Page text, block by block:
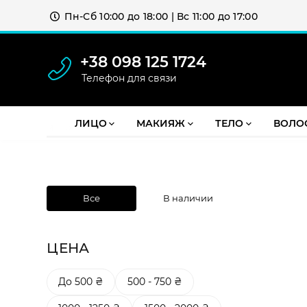
Пн-Сб 10:00 до 18:00 | Вс 11:00 до 17:00
+38 098 125 1724
Телефон для связи
ЛИЦО МАКИЯЖ ТЕЛО
Бесплатная доставка от 2000 грн
Все В наличии
ЦЕНА
До 500 ₴ 500 - 750 ₴